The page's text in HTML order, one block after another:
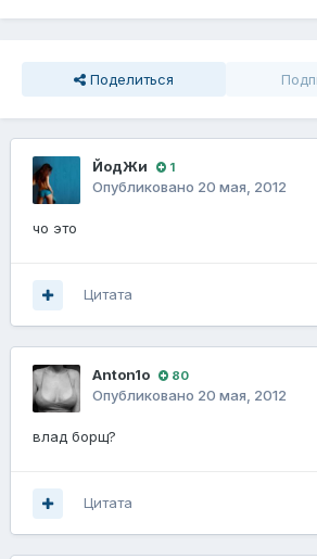
Поделиться
ЙодЖи 1
Опубликовано 20 мая, 2012
чо это
Цитата
Anton1o 80
Опубликовано 20 мая, 2012
влад борщ?
Цитата